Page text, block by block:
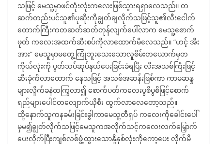
သဖြင့် မေသူ့မှာဖင်တုံးလုံးကလေးဖြစ်သွားရရှာလေသည်။ တ
ဆက်တည်းပင်သူ၏ပုဆိုးကိုချွတ်ချလိုက်သဖြင့်သူ၏လီးငေါက်
တောက်ကြီးကတဆတ်ဆတ်တုန်လျက်ပေါ်လာက မေသူ့စောက်
ဖုတ် ကလေးအထက်ဆီးစပ်ကိုလာထောက်မိလေသည်။ “ဟင့် အီး
အား” မေသူမှာမတွေ့ကြုံဘူးသေးသောလူစိမ်းတယောက်မှတ
ကိုယ်လုံးကို ပွတ်သပ်ဆုပ်နယ်ပေးခြင်းခံရပြီး လီးအသစ်ကြီးဖြင့်
ဆီးခုံကိလာထောက် နေသဖြင့် အသစ်အဆန်းဖြစ်ကာ ကာမဆန္ဒ
များလှိုက်ခနဲထကြွလာ၍ စောက်ပတ်ကလေးပွစိပွစိဖြင့်စောက်
ရည်များပေါင်တလျောက်ယိုစီး ထွက်လာလေတော့သည်။
ထို့နောက်သူကနခမ်းခြင်းခွါကာမေသူ့တီရှပ် ကလေးကိုခေါင်းပေါ်
မှမ၍ချွတ်လိုက်သဖြင့်မေသူကအလိုက်သင့်ကလေးလက်မြှောက်
ပေးလိုက်ပြီးကျစ်လစ်ဖွံ့ထွားသောနို့နှစ်လုံးကိုကော့ပေး လိုက်မိ